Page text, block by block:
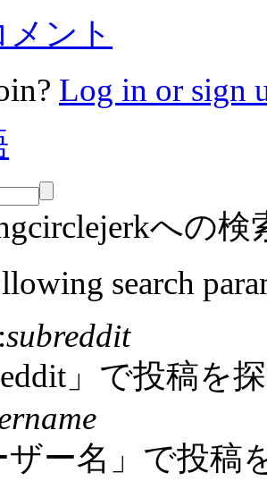
ント
Log in or sign
への検
search
subreddit
」で投稿を
ザー名」で投稿